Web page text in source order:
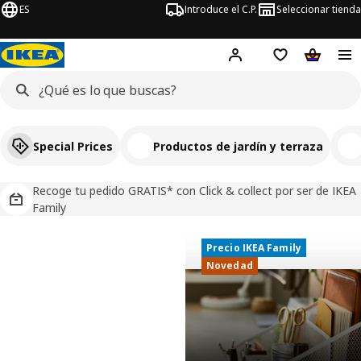
ES Introduce el C.P. Seleccionar tienda
Hej! Iniciar sesión
Lista de deseos
Carrito
Recoge tu pedido GRATIS* con Click & collect por ser de IKEA
Family
Special Prices Productos de jardín y terraza
IKEA, tu tienda de muebles y
Novedad
Precio IKEA Family
Precio IKEA Family